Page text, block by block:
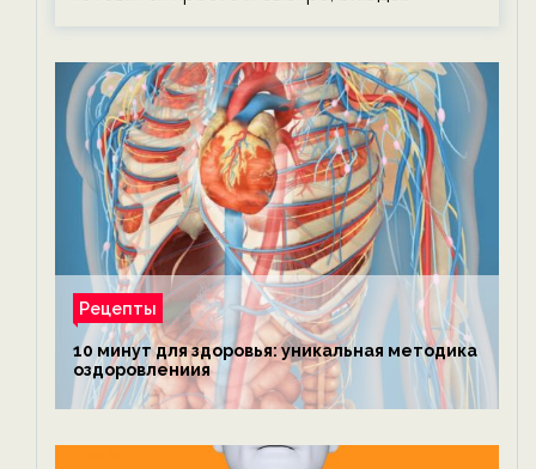
Рецепты
10 минут для здоровья: уникальная методика
оздоровлениия